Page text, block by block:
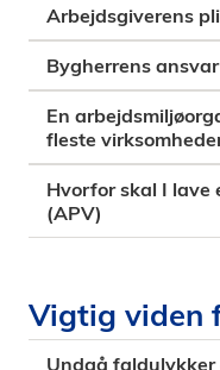
Arbejdsgiverens
Bygherrens
En
fleste
Hvorfor skal I lave
(APV)
Vigtig viden
Undgå faldulykker